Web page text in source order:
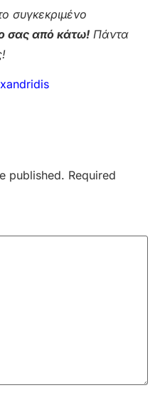
συγκεκριμένο
σας από κάτω! Πάντα
published. Required